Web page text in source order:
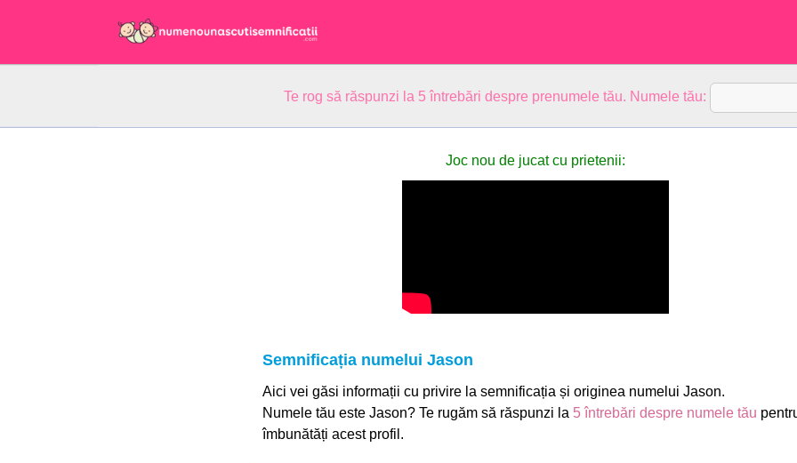
Te rog să răspunzi la 5 întrebări despre prenumele tău. Numele tău:
Joc nou de jucat cu prietenii:
Semnificația numelui Jason
Aici vei găsi informații cu privire la semnificația și originea numelui Jason.
Numele tău este Jason? Te rugăm să răspunzi la 5 întrebări despre numele tău
îmbunătăți acest profil.